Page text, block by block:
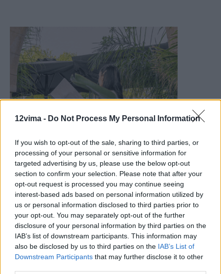
12vima - Do Not Process My Personal Information
If you wish to opt-out of the sale, sharing to third parties, or
processing of your personal or sensitive information for
targeted advertising by us, please use the below opt-out
section to confirm your selection. Please note that after your
opt-out request is processed you may continue seeing
interest-based ads based on personal information utilized by
us or personal information disclosed to third parties prior to
your opt-out. You may separately opt-out of the further
disclosure of your personal information by third parties on the
IAB’s list of downstream participants. This information may
also be disclosed by us to third parties on the IAB’s List of
Downstream Participants that may further disclose it to other